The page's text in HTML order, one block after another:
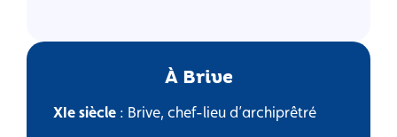
À Brive
XIe siècle : Brive, chef-lieu d’archiprêtré